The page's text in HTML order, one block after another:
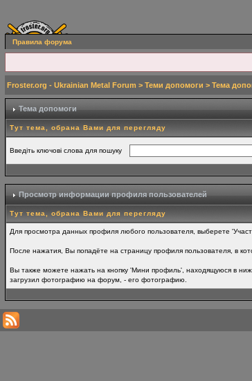
Правила форума
Froster.org - Ukrainian Metal Forum > Теми допомоги > Тема
Тема допомоги
Тут тема, обрана Вами для перегляду
Введіть ключові слова для пошуку
Просмотр информации профиля пользователей
Тут тема, обрана Вами для перегляду
Для просмотра данных профиля любого пользователя, выберете
После нажатия, Вы попадёте на страницу профиля пользователя, в
Вы также можете нажать на кнопку 'Мини профиль', находящуюся в
загрузил фотографию на форум, - его фотографию.